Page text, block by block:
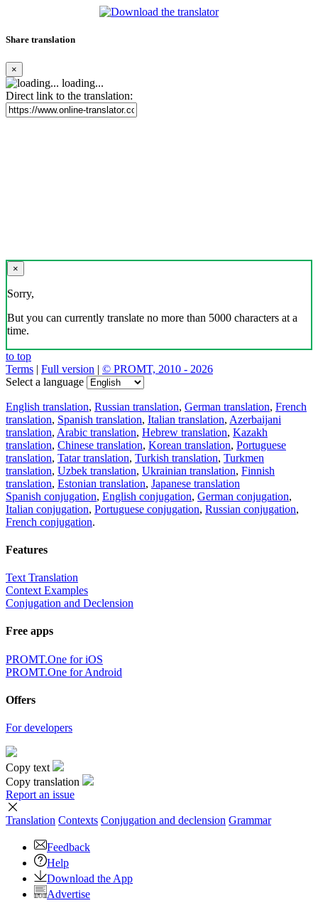
Share translation
×
loading...
Direct link to the translation:
×
Sorry,
But you can currently translate no more than 5000 characters at a
time.
to top
Terms | Full version | © PROMT, 2010 - 2026
Select a language
English translation, Russian translation, German translation, French
translation, Spanish translation, Italian translation, Azerbaijani
translation, Arabic translation, Hebrew translation, Kazakh
translation, Chinese translation, Korean translation, Portuguese
translation, Tatar translation, Turkish translation, Turkmen
translation, Uzbek translation, Ukrainian translation, Finnish
translation, Estonian translation, Japanese translation
Spanish conjugation, English conjugation, German conjugation,
Italian conjugation, Portuguese conjugation, Russian conjugation,
French conjugation.
Features
Text Translation
Context Examples
Conjugation and Declension
Free apps
PROMT.One for iOS
PROMT.One for Android
Offers
For developers
Copy text
Copy translation
Report an issue
Translation Contexts Conjugation and declension Grammar
Feedback
Help
Download the App
Advertise